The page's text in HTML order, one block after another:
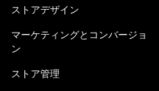
ストアデザイン
マーケティングとコンバージョ
ン
ストア管理